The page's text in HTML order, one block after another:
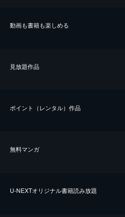
動画も書籍も楽しめる
⾒放題作品
ポイント（レンタル）作品
無料マンガ
U-NEXTオリジナル書籍読み放題